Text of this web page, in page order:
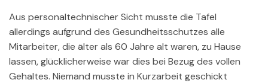
Aus personaltechnischer Sicht musste die Tafel
allerdings aufgrund des Gesundheitsschutzes alle
Mitarbeiter, die älter als 60 Jahre alt waren, zu Hause
lassen, glücklicherweise war dies bei Bezug des vollen
Gehaltes. Niemand musste in Kurzarbeit geschickt